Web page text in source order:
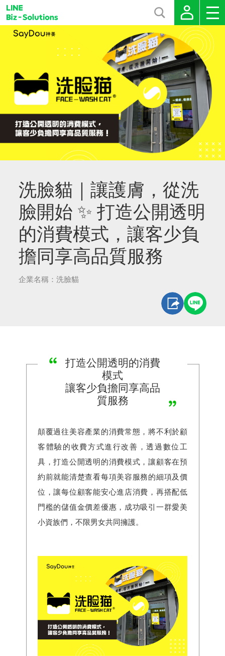
洗臉貓｜讓護膚，從洗
臉開始 ✨ 打造公開透明
的消費模式，讓客少負
擔同享高品質服務
企業名稱：洗臉貓
打造公開透明的消費
模式
讓客少負擔同享高品
質服務
顛覆過往美容產業的消費常態，將不利於顧
客體驗的收費方式進行改善，透過數位工
具，打造公開透明的消費模式，讓顧客在預
約前就能清楚查看每項美容服務的細項及價
位，讓每位顧客能安心進店消費，再搭配低
門檻的儲值金價差優惠，成功吸引一群愛美
小資族們，不限男女共同擁護。